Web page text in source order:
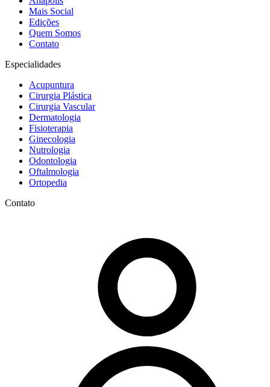
Mais Social
Edições
Quem Somos
Contato
Especialidades
Acupuntura
Cirurgia Plástica
Cirurgia Vascular
Dermatologia
Fisioterapia
Ginecologia
Nutrologia
Odontologia
Oftalmologia
Ortopedia
Contato